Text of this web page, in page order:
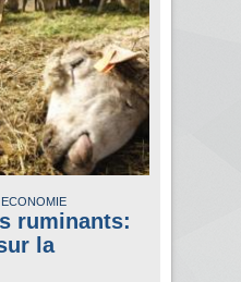
ECONOMIE
ruminants:
la